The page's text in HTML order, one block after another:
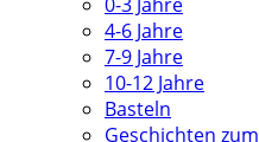
4-6 Jahre
7-9 Jahre
10-12 Jahre
Basteln
Geschichten